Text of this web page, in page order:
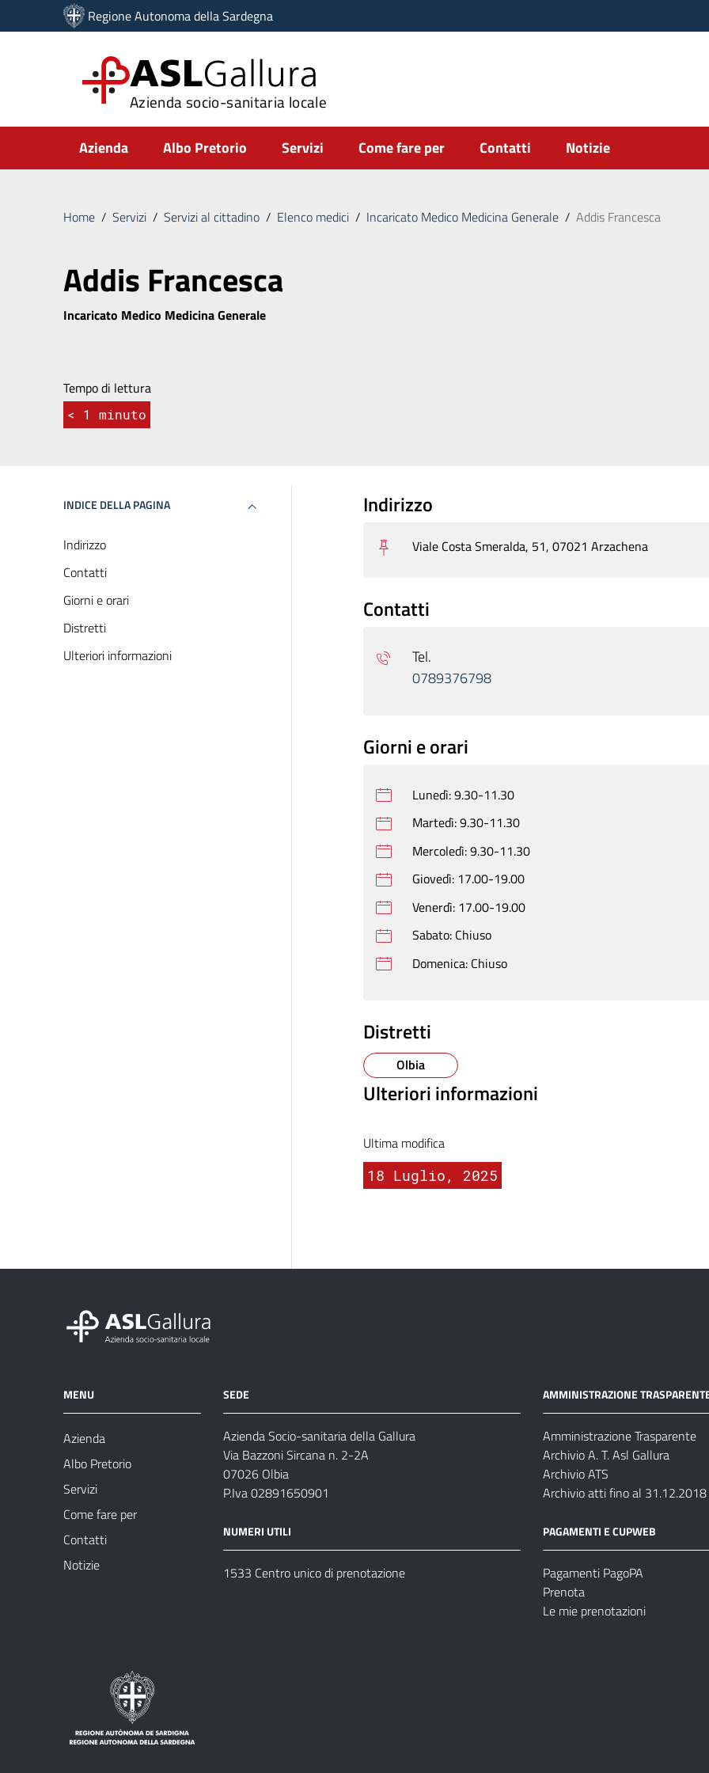
Vai ai contenuti
Vai al menu di navigazione
Regione Autonoma della Sardegna
ASLGallura
Azienda socio-sanitaria locale
Submenu
Azienda Albo Pretorio Servizi Come fare per Contatti Notizie
Home / Servizi / Servizi al cittadino / Elenco medici / Incaricato Medico Medicina Generale / Addis Francesca
Addis Francesca
Incaricato Medico Medicina Generale
Tempo di lettura
< 1 minuto
INDICE DELLA PAGINA
Indirizzo
Contatti
Giorni e orari
Distretti
Ulteriori informazioni
Indirizzo
Viale Costa Smeralda, 51, 07021 Arzachena
Contatti
Tel.
0789376798
Giorni e orari
Lunedì: 9.30-11.30
Martedì: 9.30-11.30
Mercoledì: 9.30-11.30
Giovedì: 17.00-19.00
Venerdì: 17.00-19.00
Sabato: Chiuso
Domenica: Chiuso
Distretti
Olbia
Ulteriori informazioni
Ultima modifica
18 Luglio, 2025
MENU
Azienda
Albo Pretorio
Servizi
Come fare per
Contatti
Notizie
SEDE
Azienda Socio-sanitaria della Gallura
Via Bazzoni Sircana n. 2-2A
07026 Olbia
P.Iva 02891650901
NUMERI UTILI
1533 Centro unico di prenotazione
AMMINISTRAZIONE
Amministrazione Trasparente
Archivio A. T. Asl Gallura
Archivio ATS
Archivio atti fino al 31.12.2018
PAGAMENTI E CUPWEB
Pagamenti PagoPA
Prenota
Le mie prenotazioni